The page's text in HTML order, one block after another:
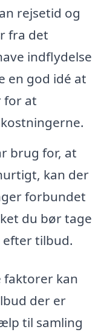
rejsetid og
fra det
indflydelse
en god idé at
for at
brug for, at
kan der
forbundet
du bør tage
efter tilbud.
faktorer kan
der er
til samling